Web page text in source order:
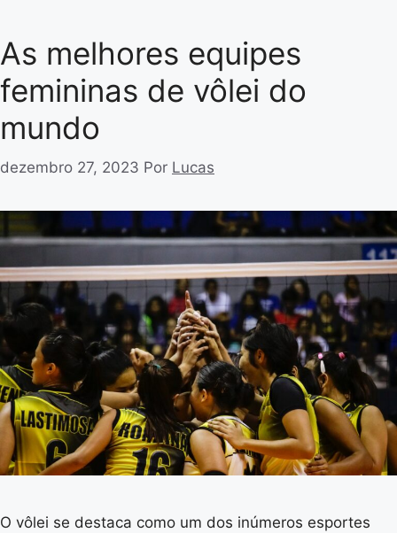
As melhores equipes
femininas de vôlei do
mundo
dezembro 27, 2023 Por Lucas
O vôlei se destaca como um dos inúmeros esportes